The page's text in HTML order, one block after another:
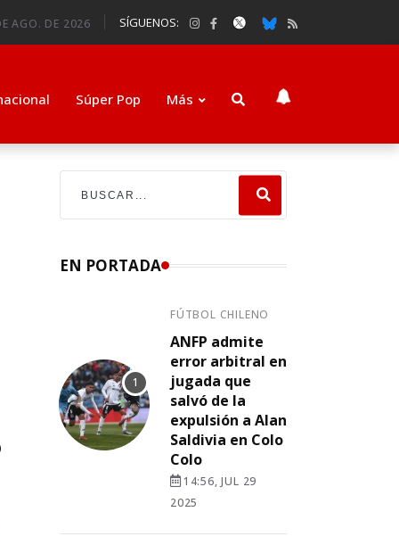
AGO. DE 2026 SÍGUENOS:
Súper Pop Más
EN PORTADA
FÚTBOL CHILENO
ANFP admite
error arbitral en
jugada que
salvó de la
expulsión a Alan
Saldivia en Colo
Colo
14:56, JUL 29
2025